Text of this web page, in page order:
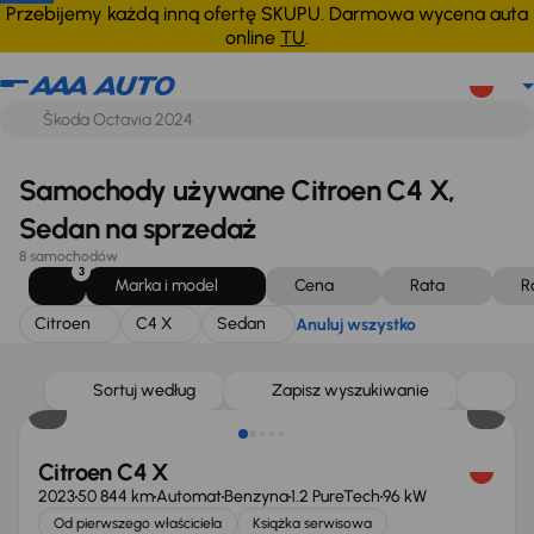
Przebijemy każdą inną ofertę SKUPU. Darmowa wycena auta
online TU.
Citroen C4 X Sedan Anuluj wszystko
Samochody używane Citroen C4 X,
Sedan na sprzedaż
8 samochodów
3
Marka i model Cena Rata
Citroen
C4 X Sedan Anuluj wszystko
Sortuj według Zapisz wyszukiwanie
Możliwość odliczenia VAT
Citroen C4 X
202350 844 kmAutomatBenzyna1.2 PureTech96 kW
Od pierwszego właściciela Książka serwisowa